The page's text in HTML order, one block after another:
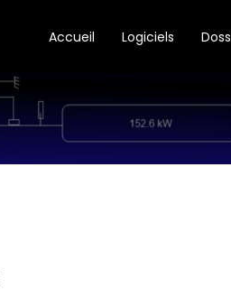
Accueil Logiciels